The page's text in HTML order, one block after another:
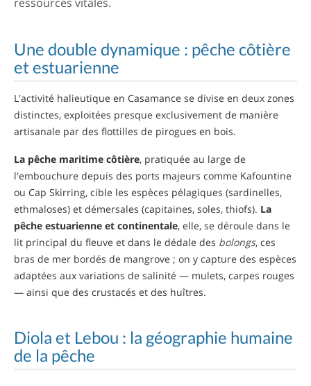
Une double dynamique : pêche côtière
et estuarienne
L'activité halieutique en Casamance se divise en deux zones
distinctes, exploitées presque exclusivement de manière
artisanale par des flottilles de pirogues en bois.
La pêche maritime côtière, pratiquée au large de
l'embouchure depuis des ports majeurs comme Kafountine
ou Cap Skirring, cible les espèces pélagiques (sardinelles,
ethmaloses) et démersales (capitaines, soles, thiofs). La
pêche estuarienne et continentale, elle, se déroule dans le
lit principal du fleuve et dans le dédale des bolongs, ces
bras de mer bordés de mangrove ; on y capture des espèces
adaptées aux variations de salinité — mulets, carpes rouges
— ainsi que des crustacés et des huîtres.
Diola et Lebou : la géographie humaine
de la pêche